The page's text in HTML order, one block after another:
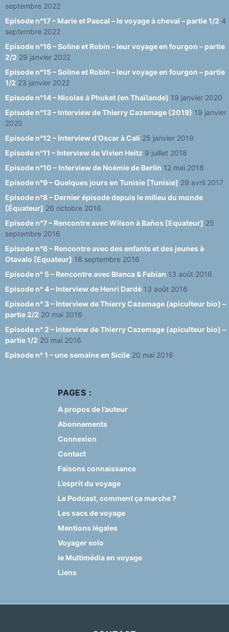
septembre 2022
Episode n°17 – Marie et Pascal – le voyage à cheval – partie 1/2 4
septembre 2022
Episode n°16 – Soline et Robin – leur voyage en fourgon – partie
2/2 29 janvier 2022
Episode n°15 – Soline et Robin – leur voyage en fourgon – partie
1/2 23 janvier 2022
Episode n°14 – Nicolas à Phuket (en Thaïlande) 19 janvier 2020
Episode n°13 – Interview de Thierry Cazemage (2019) 19 janvier
2020
Episode n°12 – Interview d’Oscar à Cali 25 janvier 2019
Episode n°11 – Interview de Vivien Heitz 9 juillet 2018
Episode n°10 – Interview de Noémie de Berlin 12 mai 2018
Episode n°9 – Quelques jours en Tunisie [Tunisie] 29 avril 2017
Episode n°8 – Dernier épisode depuis le milieu du monde
[Équateur] 26 octobre 2016
Episode n°7 – Rencontre avec Wilson à Baños [Equateur] 25
septembre 2016
Episode n°6 – Rencontre avec des enfants et des jeunes à
Otavalo [Equateur] 18 septembre 2016
Episode n° 5 – Rencontre avec Blanca & Fabian 13 août 2016
Episode n° 4 – Interview de Henri Dardé 13 août 2016
Episode n° 3 – Interview de Thierry Cazemage (apiculteur bio) –
partie 2/2 20 mai 2016
Episode n° 2 – Interview de Thierry Cazemage (apiculteur bio) –
partie 1/2 20 mai 2016
Episode n° 1 – une semaine en Sicile 20 mai 2016
PAGES :
A propos de l’auteur
Abonnements
Connexion
Contact
Faisons connaissance
L’esprit du voyage
Le Podcast, comment ça marche ?
Les sacs de voyage
Mentions légales
Voyager solo
le Multimédia en voyage
Liens